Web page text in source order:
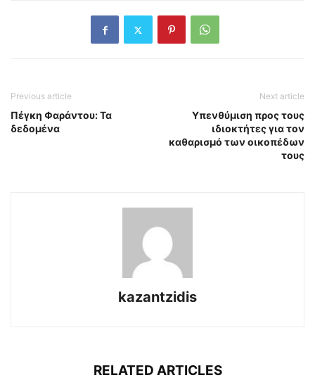
Previous article
Πέγκη Φαράντου: Τα
δεδομένα
Next article
Υπενθύμιση προς τους
ιδιοκτήτες για τον
καθαρισμό των οικοπέδων
τους
kazantzidis
RELATED ARTICLES